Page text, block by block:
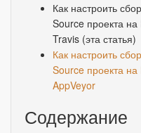
Как настроить
Source проекта
Travis (эта статья)
Как настроить
Source проекта
AppVeyor
Содержание